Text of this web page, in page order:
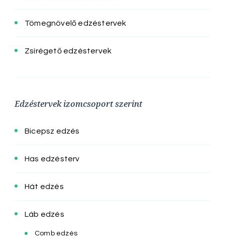
Tömegnövelő edzéstervek
Zsírégető edzéstervek
Edzéstervek izomcsoport szerint
Bicepsz edzés
Has edzésterv
Hát edzés
Láb edzés
Comb edzés